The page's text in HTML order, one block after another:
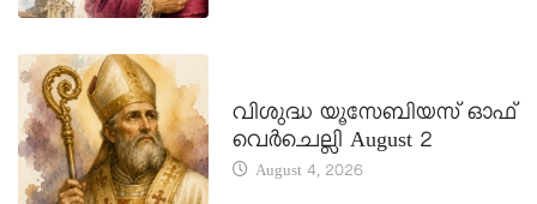
വിശുദ്ധ യൂസേബിയസ് ഓഫ്
വെർചെല്ലി August 2
August 4, 2026